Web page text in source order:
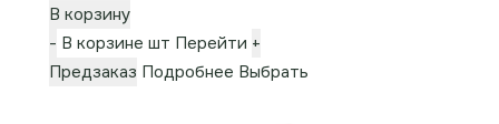
В корзину
- В корзине шт Перейти +
Предзаказ Подробнее Выбрать